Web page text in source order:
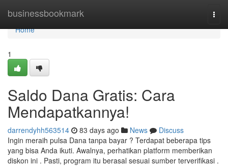
businessbookmark
Home
Home
1
Saldo Dana Gratis: Cara
Mendapatkannya!
darrendyhh563514 83 days ago News
Discuss
Ingin meraih pulsa Dana tanpa bayar ? Terdapat beberapa tips
yang bisa Anda ikuti. Awalnya, perhatikan platform memberikan
diskon ini . Pasti, program itu berasal sesuai sumber terverifikasi .